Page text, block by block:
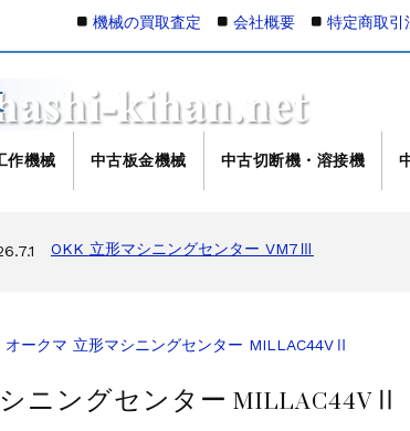
作機械 中古板金機械 中古切断機・溶接機
機械の買取査定 会社概要 特定商取引
森精機 立形マシニングセンター NV5000α1B/40
OKK 立形マシニングセンター VM7Ⅲ
ミマキエンジニアリング NC彫刻機 ME-500STⅡ
ヘン デジタルパルスMAG/MIG溶接機 DP-350
オークマ 立形マシニングセンター MILLAC44VⅡ
ニングセンター MILLAC44VⅡ